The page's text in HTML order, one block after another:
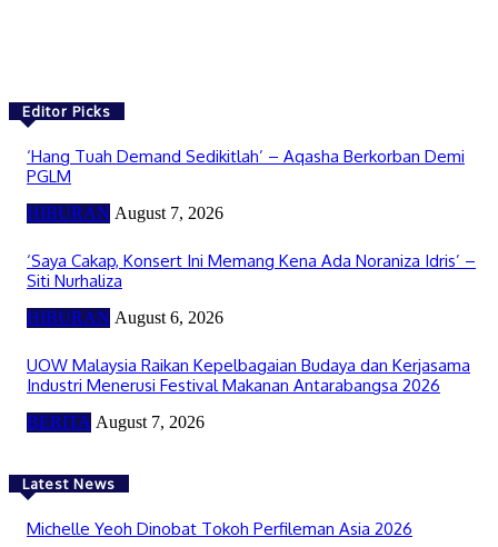
Editor Picks
‘Hang Tuah Demand Sedikitlah’ – Aqasha Berkorban Demi
PGLM
HIBURAN August 7, 2026
‘Saya Cakap, Konsert Ini Memang Kena Ada Noraniza Idris’ –
Siti Nurhaliza
HIBURAN August 6, 2026
UOW Malaysia Raikan Kepelbagaian Budaya dan Kerjasama
Industri Menerusi Festival Makanan Antarabangsa 2026
BERITA August 7, 2026
Latest News
Michelle Yeoh Dinobat Tokoh Perfileman Asia 2026